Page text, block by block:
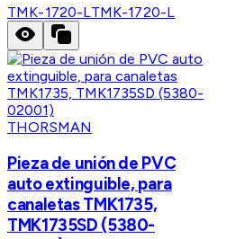
TMK-1720-LTMK-1720-L
THORSMAN
Pieza de unión de PVC
auto extinguible, para
canaletas TMK1735,
TMK1735SD (5380-